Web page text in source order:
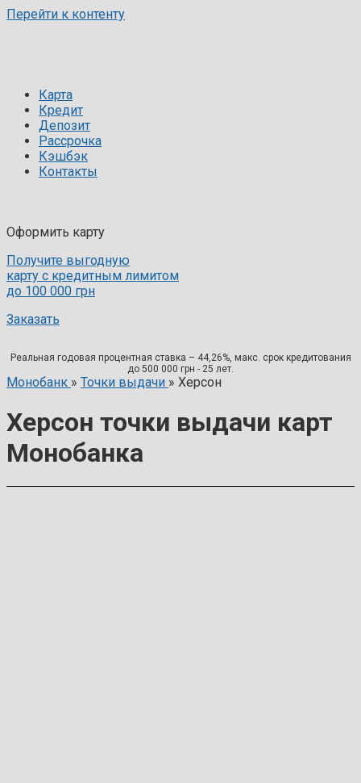
Перейти к контенту
Карта
Кредит
Депозит
Рассрочка
Кэшбэк
Контакты
Оформить карту
Получите выгодную
карту с кредитным лимитом
до 100 000 грн
Заказать
Реальная годовая процентная ставка – 44,26%, макс. срок кредитования
до 500 000 грн - 25 лет.
Монобанк » Точки выдачи » Херсон
Херсон точки выдачи карт
Монобанка